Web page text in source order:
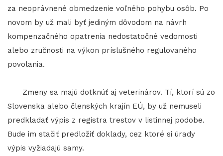
za neoprávnené obmedzenie voľného pohybu osôb. Po
novom by už mali byť jediným dôvodom na návrh
kompenzačného opatrenia nedostatočné vedomosti
alebo zručnosti na výkon príslušného regulovaného
povolania.
Zmeny sa majú dotknúť aj veterinárov. Tí, ktorí sú zo
Slovenska alebo členských krajín EÚ, by už nemuseli
predkladať výpis z registra trestov v listinnej podobe.
Bude im stačiť predložiť doklady, cez ktoré si úrady
výpis vyžiadajú samy.